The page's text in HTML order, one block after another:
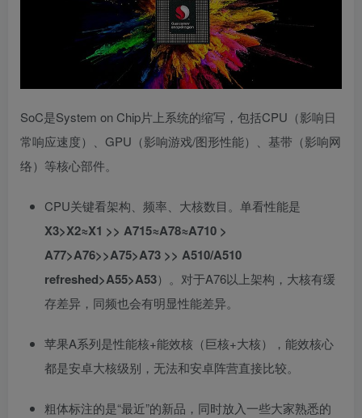
SoC是System on Chip片上系统的缩写，包括CPU（影响日
常响应速度）、GPU（影响游戏/图形性能）、基带（影响网
络）等核心部件。
CPU关键看架构、频率、大核数目。单看性能是
X3>X2≈X1 >> A715≈A78≈A710 >
A77>A76>>A75>A73 >> A510/A510
refreshed>A55>A53）。对于A76以上架构，大核有缓
存差异，同频也会有明显性能差异。
苹果A系列是性能核+能效核（巨核+大核），能效核心
都是安卓大核级别，无法和安卓阵营直接比较。
粗体标注的是“最近”的新品，同时放入一些大家熟悉的